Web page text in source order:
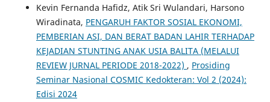
Kevin Fernanda Hafidz, Atik Sri Wulandari, Harsono
Wiradinata, PENGARUH FAKTOR SOSIAL EKONOMI,
PEMBERIAN ASI, DAN BERAT BADAN LAHIR TERHADAP
KEJADIAN STUNTING ANAK USIA BALITA (MELALUI
REVIEW JURNAL PERIODE 2018-2022) , Prosiding
Seminar Nasional COSMIC Kedokteran: Vol 2 (2024):
Edisi 2024